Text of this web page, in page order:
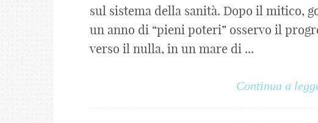
sul sistema della sanità. Dopo il mitico,
un anno di “pieni poteri” osservo il
verso il nulla, in un mare di ...
Continua a